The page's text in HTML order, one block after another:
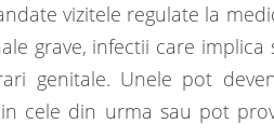
vizitele regulate la
grave, infectii care
genitale. Unele pot
cele din urma sau pot